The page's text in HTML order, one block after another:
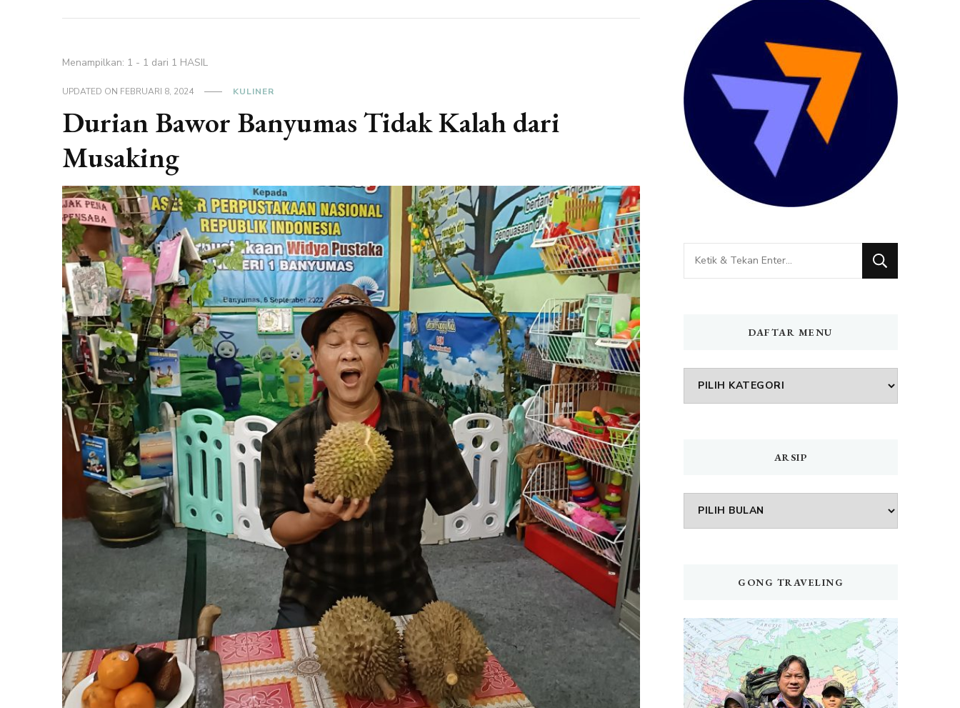
Menampilkan: 1 - 1 dari 1 HASIL
UPDATED ON FEBRUARI 8, 2024 KULINER
Durian Bawor Banyumas Tidak Kalah dari
Musaking
Mencari
Sesuatu?
DAFTAR MENU
DAFTAR
MENU
ARSIP
Arsip
GONG TRAVELING